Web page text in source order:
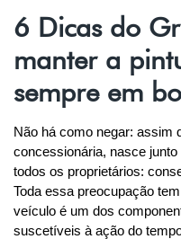
6 Dicas do
manter a
sempre em
Não há como negar: assim
concessionária, nasce
todos os proprietários:
Toda essa preocupação
veículo é um dos
suscetíveis à ação do